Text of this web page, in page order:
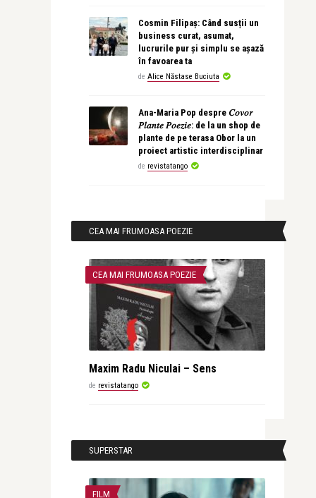
Cosmin Filipaș: Când susții un
business curat, asumat,
lucrurile pur și simplu se așază
în favoarea ta
de Alice Năstase Buciuta
Ana-Maria Pop despre 𝐶𝑜𝑣𝑜𝑟
𝑃𝑙𝑎𝑛𝑡𝑒 𝑃𝑜𝑒𝑧𝑖𝑒: de la un shop de
plante de pe terasa Obor la un
proiect artistic interdisciplinar
de revistatango
CEA MAI FRUMOASA POEZIE
CEA MAI FRUMOASA POEZIE
Maxim Radu Niculai – Sens
de revistatango
SUPERSTAR
FILM